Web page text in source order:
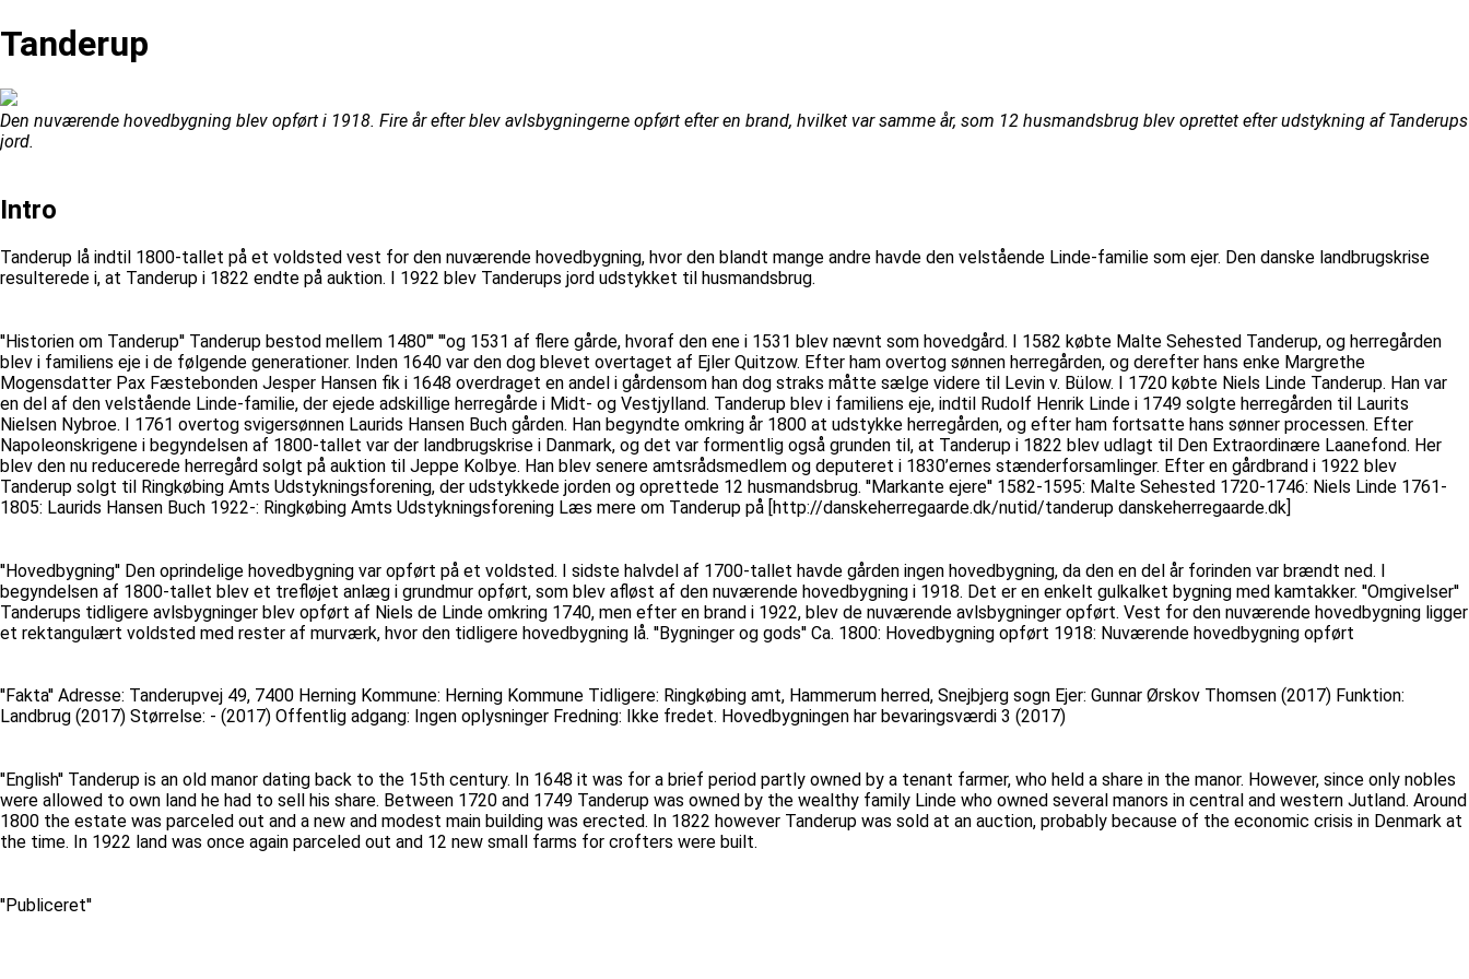
Tanderup
Den nuværende hovedbygning blev opført i 1918. Fire år efter blev avlsbygningerne opført efter en brand, hvilket var samme år, som 12 husmandsbrug blev oprettet efter udstykning af Tanderups
jord.
Intro
Tanderup lå indtil 1800-tallet på et voldsted vest for den nuværende hovedbygning, hvor den blandt mange andre havde den velstående Linde-familie som ejer. Den danske landbrugskrise
resulterede i, at Tanderup i 1822 endte på auktion. I 1922 blev Tanderups jord udstykket til husmandsbrug.
''Historien om Tanderup'' Tanderup bestod mellem 1480''' '''og 1531 af flere gårde, hvoraf den ene i 1531 blev nævnt som hovedgård. I 1582 købte Malte Sehested Tanderup, og herregården
blev i familiens eje i de følgende generationer. Inden 1640 var den dog blevet overtaget af Ejler Quitzow. Efter ham overtog sønnen herregården, og derefter hans enke Margrethe
Mogensdatter Pax Fæstebonden Jesper Hansen fik i 1648 overdraget en andel i gårdensom han dog straks måtte sælge videre til Levin v. Bülow. I 1720 købte Niels Linde Tanderup. Han var
en del af den velstående Linde-familie, der ejede adskillige herregårde i Midt- og Vestjylland. Tanderup blev i familiens eje, indtil Rudolf Henrik Linde i 1749 solgte herregården til Laurits
Nielsen Nybroe. I 1761 overtog svigersønnen Laurids Hansen Buch gården. Han begyndte omkring år 1800 at udstykke herregården, og efter ham fortsatte hans sønner processen. Efter
Napoleonskrigene i begyndelsen af 1800-tallet var der landbrugskrise i Danmark, og det var formentlig også grunden til, at Tanderup i 1822 blev udlagt til Den Extraordinære Laanefond. Her
blev den nu reducerede herregård solgt på auktion til Jeppe Kolbye. Han blev senere amtsrådsmedlem og deputeret i 1830’ernes stænderforsamlinger. Efter en gårdbrand i 1922 blev
Tanderup solgt til Ringkøbing Amts Udstykningsforening, der udstykkede jorden og oprettede 12 husmandsbrug. ''Markante ejere'' 1582-1595: Malte Sehested 1720-1746: Niels Linde 1761-
1805: Laurids Hansen Buch 1922-: Ringkøbing Amts Udstykningsforening Læs mere om Tanderup på [http://danskeherregaarde.dk/nutid/tanderup danskeherregaarde.dk]
''Hovedbygning'' Den oprindelige hovedbygning var opført på et voldsted. I sidste halvdel af 1700-tallet havde gården ingen hovedbygning, da den en del år forinden var brændt ned. I
begyndelsen af 1800-tallet blev et trefløjet anlæg i grundmur opført, som blev afløst af den nuværende hovedbygning i 1918. Det er en enkelt gulkalket bygning med kamtakker. ''Omgivelser''
Tanderups tidligere avlsbygninger blev opført af Niels de Linde omkring 1740, men efter en brand i 1922, blev de nuværende avlsbygninger opført. Vest for den nuværende hovedbygning ligger
et rektangulært voldsted med rester af murværk, hvor den tidligere hovedbygning lå. ''Bygninger og gods'' Ca. 1800: Hovedbygning opført 1918: Nuværende hovedbygning opført
''Fakta'' Adresse: Tanderupvej 49, 7400 Herning Kommune: Herning Kommune Tidligere: Ringkøbing amt, Hammerum herred, Snejbjerg sogn Ejer: Gunnar Ørskov Thomsen (2017) Funktion:
Landbrug (2017) Størrelse: - (2017) Offentlig adgang: Ingen oplysninger Fredning: Ikke fredet. Hovedbygningen har bevaringsværdi 3 (2017)
''English'' Tanderup is an old manor dating back to the 15th century. In 1648 it was for a brief period partly owned by a tenant farmer, who held a share in the manor. However, since only nobles
were allowed to own land he had to sell his share. Between 1720 and 1749 Tanderup was owned by the wealthy family Linde who owned several manors in central and western Jutland. Around
1800 the estate was parceled out and a new and modest main building was erected. In 1822 however Tanderup was sold at an auction, probably because of the economic crisis in Denmark at
the time. In 1922 land was once again parceled out and 12 new small farms for crofters were built.
''Publiceret''